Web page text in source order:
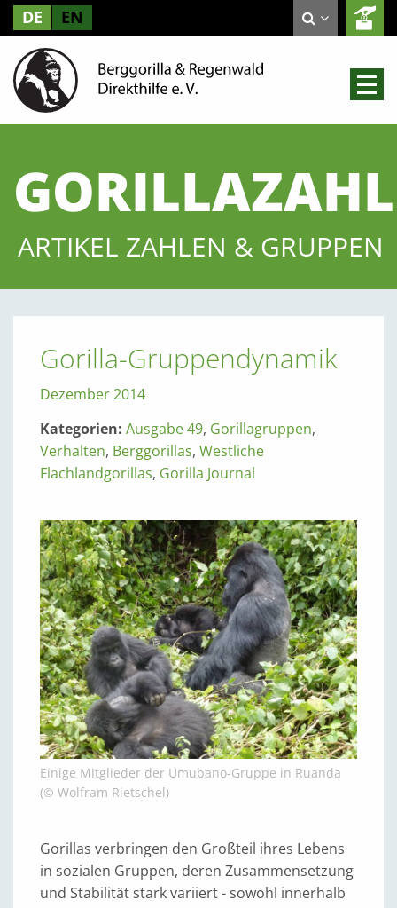
DE EN
ARTIKEL ZAHLEN & GRUPPEN
Gorilla-Gruppendynamik
Dezember 2014
Kategorien: Ausgabe 49, Gorillagruppen,
Verhalten, Berggorillas, Westliche
Flachlandgorillas, Gorilla Journal
Einige Mitglieder der Umubano-Gruppe in Ruanda
(© Wolfram Rietschel)
Gorillas verbringen den Großteil ihres Lebens
in sozialen Gruppen, deren Zusammensetzung
und Stabilität stark variiert - sowohl innerhalb